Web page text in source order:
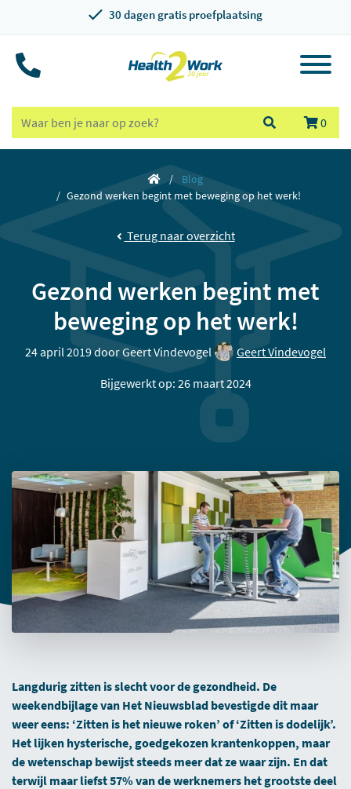
30 dagen gratis proefplaatsing
0
Blog
Gezond werken begint met beweging op het werk!
Terug naar overzicht
Gezond werken begint met
beweging op het werk!
24 april 2019 doorGeert Vindevogel
Geert Vindevogel
Bijgewerkt op: 26 maart 2024
Langdurig zitten is slecht voor de gezondheid. De
weekendbijlage van Het Nieuwsblad bevestigde dit maar
weer eens: ‘Zitten is het nieuwe roken’ of ‘Zitten is dodelijk’.
Het lijken hysterische, goedgekozen krantenkoppen, maar
de wetenschap bewijst steeds meer dat ze waar zijn. En dat
terwijl maar liefst 57% van de werknemers het grootste deel